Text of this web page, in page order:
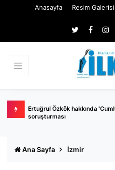
Anasayfa Resim Galerisi
belli
Ertuğrul Özkök hakkında
soruşturması
Ana Sayfa İzmir